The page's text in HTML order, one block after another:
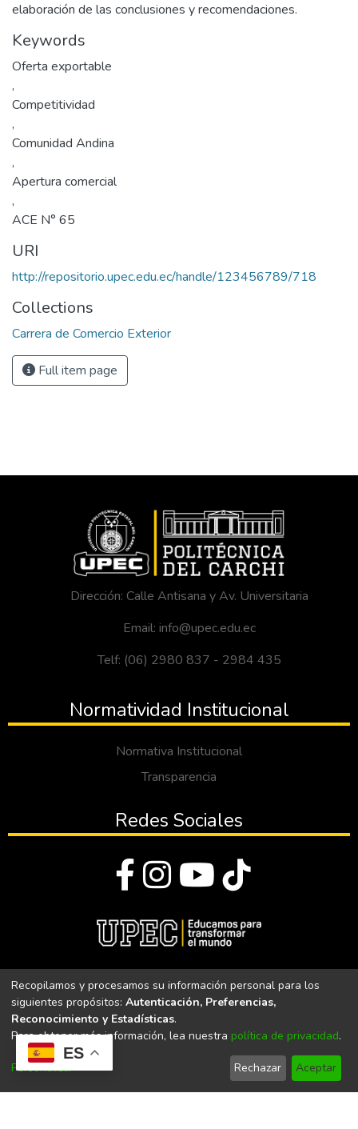
ES
elaboración de las conclusiones y recomendaciones.
Keywords
Oferta exportable
,
Competitividad
,
Comunidad Andina
,
Apertura comercial
,
ACE N° 65
URI
http://repositorio.upec.edu.ec/handle/123456789/718
Collections
Carrera de Comercio Exterior
Full item page
Dirección: Calle Antisana y Av. Universitaria
Email: info@upec.edu.ec
Telf: (06) 2980 837 - 2984 435
Normatividad Institucional
Normativa Institucional
Transparencia
Redes Sociales
Universidad Politécnica Estatal del Carchi
Universidad Politécnica Estatal del Carchi | Acreditada por el
CACES Resolución N°. 160-SE-33-CACES-2020
Recopilamos y procesamos su información personal para los
siguientes propósitos: Autenticación, Preferencias,
Reconocimiento y Estadísticas.
Para obtener más información, lea nuestra política de privacidad.
Personalizar Rechazar Aceptar